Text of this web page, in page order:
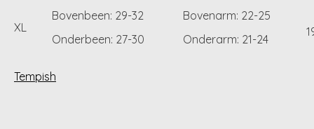
XL
Bovenbeen: 29-32
Onderbeen: 27-30
Bovenarm: 22-25
Onderarm: 21-24
Tempish